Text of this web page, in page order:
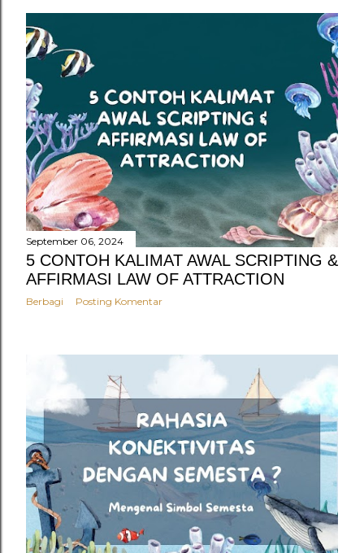
September 06, 2024
5 CONTOH KALIMAT AWAL SCRIPTING &
AFFIRMASI LAW OF ATTRACTION
Berbagi Posting Komentar